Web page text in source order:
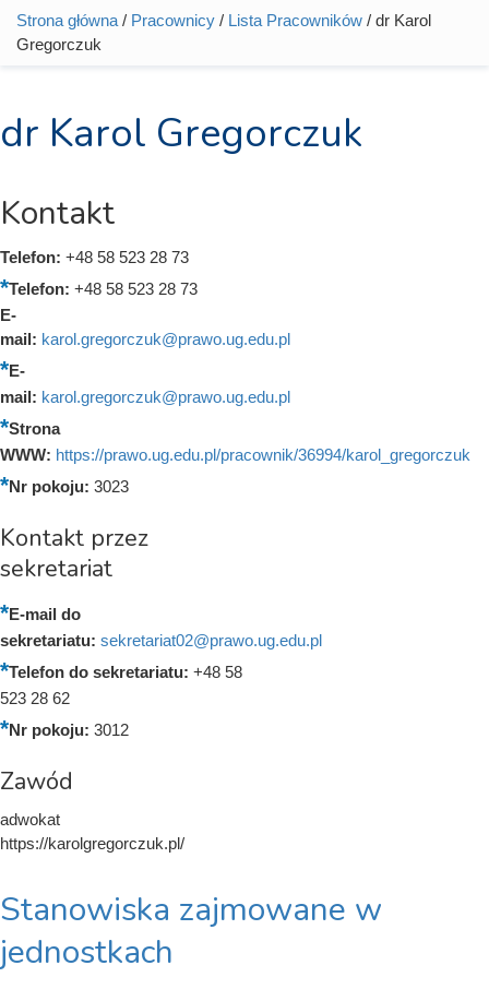
Jesteś tutaj
Strona główna / Pracownicy / Lista Pracowników / dr Karol
Gregorczuk
dr Karol Gregorczuk
Kontakt
Telefon: +48 58 523 28 73
Telefon: +48 58 523 28 73
E-
mail: karol.gregorczuk@prawo.ug.edu.pl
E-
mail: karol.gregorczuk@prawo.ug.edu.pl
Strona
WWW: https://prawo.ug.edu.pl/pracownik/36994/karol_gregorczuk
Nr pokoju: 3023
Kontakt przez
sekretariat
E-mail do
sekretariatu: sekretariat02@prawo.ug.edu.pl
Telefon do sekretariatu: +48 58
523 28 62
Nr pokoju: 3012
Zawód
adwokat
https://karolgregorczuk.pl/
Stanowiska zajmowane w
jednostkach